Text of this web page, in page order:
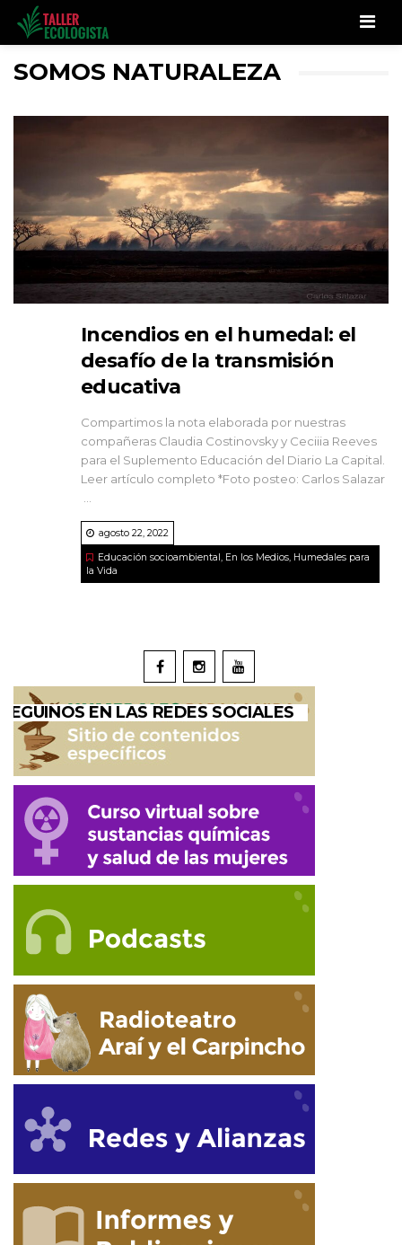
SOMOS NATURALEZA
Incendios en el humedal: el
desafío de la transmisión
educativa
Compartimos la nota elaborada por nuestras
compañeras Claudia Costinovsky y Ceciiia Reeves
para el Suplemento Educación del Diario La Capital.
Leer artículo completo *Foto posteo: Carlos Salazar
agosto 22, 2022
Educación socioambiental, En los Medios, Humedales para
la Vida
SEGUINOS EN LAS REDES SOCIALES